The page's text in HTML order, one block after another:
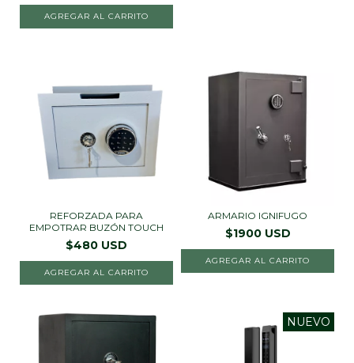
AGREGAR AL CARRITO
REFORZADA PARA
EMPOTRAR BUZÓN TOUCH
$480 USD
AGREGAR AL CARRITO
ARMARIO IGNIFUGO
$1900 USD
AGREGAR AL CARRITO
NUEVO